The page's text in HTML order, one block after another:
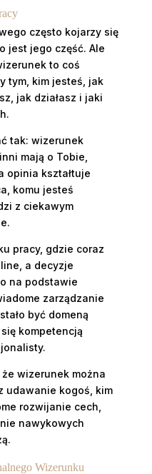
często kojarzy się
jest jego część. Ale
to coś
tym, kim jesteś, jak
jak działasz i jaki
tak: wizerunek
mają o Tobie,
opinia kształtuje
komu jesteś
z ciekawym
pracy, gdzie coraz
a decyzje
na podstawie
zarządzanie
być domeną
kompetencją
wizerunek można
udawanie kogoś, kim
rozwijanie cech,
nawykowych
Wizerunku